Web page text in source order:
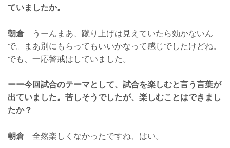
ていましたか。
朝倉うーんまあ、蹴り上げは見えていたら効かないん
で。まあ別にもらってもいいかなって感じでしたけどね。
でも、一応警戒はしていました。
ーー今回試合のテーマとして、試合を楽しむと言う言葉が
出ていました。苦しそうでしたが、楽しむことはできまし
たか？
朝倉全然楽しくなかったですね、はい。